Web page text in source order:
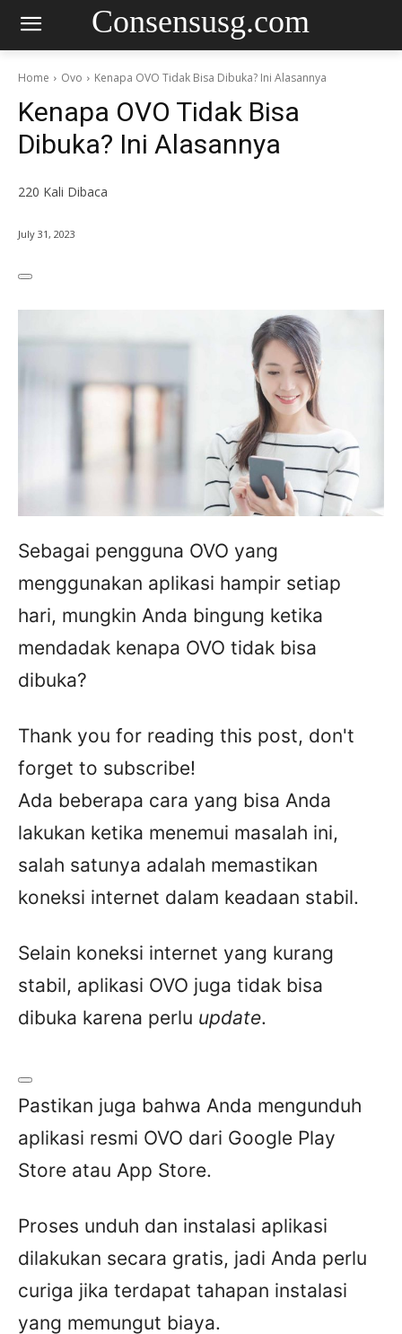
Consensusg.com
Home Ovo Kenapa OVO Tidak Bisa Dibuka? Ini Alasannya
Kenapa OVO Tidak Bisa
Dibuka? Ini Alasannya
220 Kali Dibaca
July 31, 2023
Sebagai pengguna OVO yang
menggunakan aplikasi hampir setiap
hari, mungkin Anda bingung ketika
mendadak kenapa OVO tidak bisa
dibuka?
Thank you for reading this post, don't
forget to subscribe!
Ada beberapa cara yang bisa Anda
lakukan ketika menemui masalah ini,
salah satunya adalah memastikan
koneksi internet dalam keadaan stabil.
Selain koneksi internet yang kurang
stabil, aplikasi OVO juga tidak bisa
dibuka karena perlu update.
Pastikan juga bahwa Anda mengunduh
aplikasi resmi OVO dari Google Play
Store atau App Store.
Proses unduh dan instalasi aplikasi
dilakukan secara gratis, jadi Anda perlu
curiga jika terdapat tahapan instalasi
yang memungut biaya.